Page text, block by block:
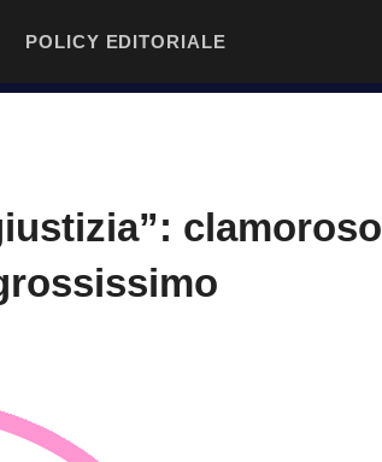
POLICY EDITORIALE
clamoroso